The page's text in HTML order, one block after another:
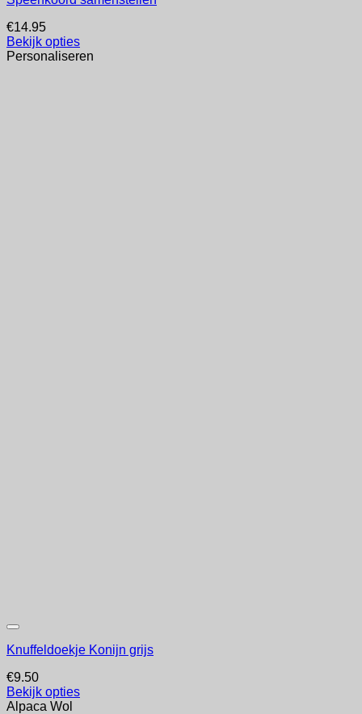
€14.95
Bekijk opties
Personaliseren
Knuffeldoekje Konijn grijs
€9.50
Bekijk opties
Alpaca Wol